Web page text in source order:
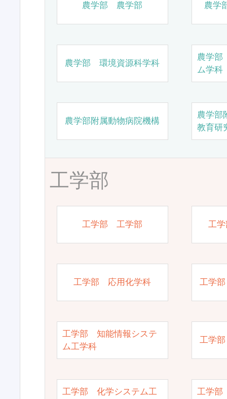
農学部 農学部 農学
農学部 環境資源科学科
農学
ム学科
農学部附属動物病院機構
農学部
教育研
工学部
工学部 工学部 工
工学部 応用化学科 工学
工学部 知能情報システ
ム工学科
工学
工学部 化学システム工
工学部